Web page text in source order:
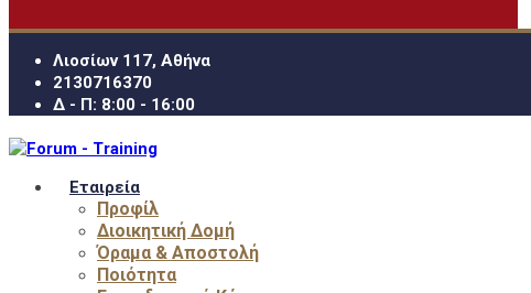
Λιοσίων 117, Αθήνα
2130716370
Δ - Π: 8:00 - 16:00
Εταιρεία
Προφίλ
Διοικητική Δομή
Όραμα & Αποστολή
Ποιότητα